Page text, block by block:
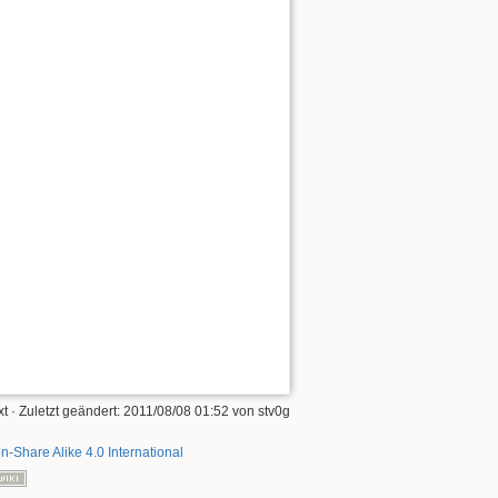
· Zuletzt geändert: 2011/08/08 01:52 von stv0g
Share Alike 4.0 International